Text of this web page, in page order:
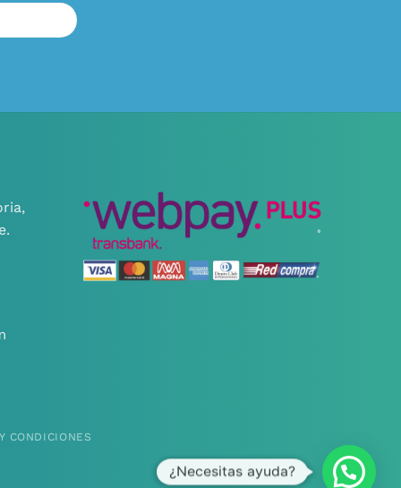
CONDICIONES
¿Necesitas ayuda?